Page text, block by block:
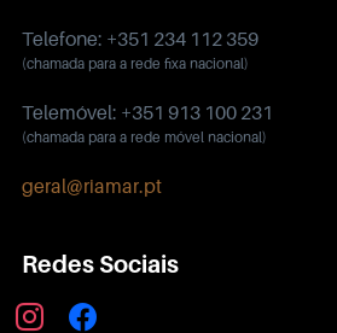
Telefone: +351 234 112 359
(chamada para a rede fixa nacional)
Telemóvel: +351 913 100 231
(chamada para a rede móvel nacional)
geral@riamar.pt
Redes Sociais
instagramfacebook